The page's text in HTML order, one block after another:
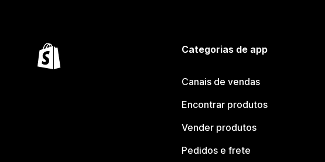
Categorias de app
Canais de vendas
Encontrar produtos
Vender produtos
Pedidos e frete